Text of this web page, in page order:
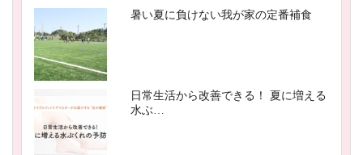
暑い夏に負けない我が家の定番補食
日常生活から改善できる！ 夏に増える
水ぶ…